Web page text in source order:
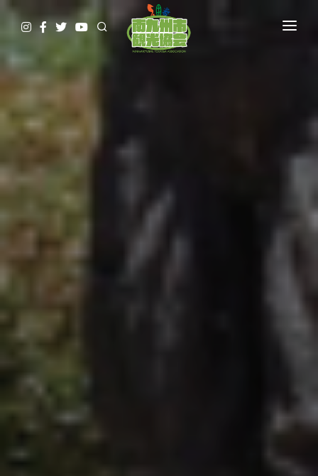
HOME
観て
遊んで
食べて
泊まって
やってみる
調べる
ガイド予約▷
予約・問合せ・パンフ
交通関連